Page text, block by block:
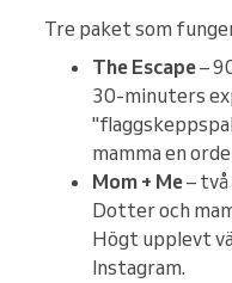
Tre paket som
The Escape–
30-minuters
mamma en
Mom + Me– två
Dotter och
Högt upplevt
Instagram.